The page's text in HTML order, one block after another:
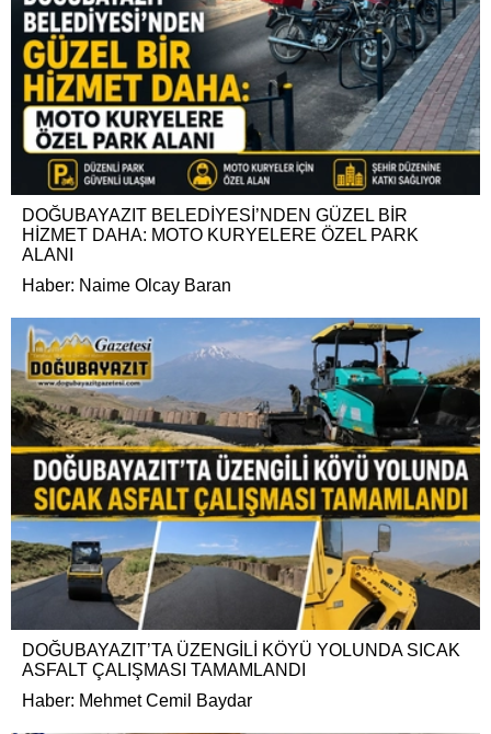
DOĞUBAYAZIT BELEDİYESİ’NDEN GÜZEL BİR
HİZMET DAHA: MOTO KURYELERE ÖZEL PARK
ALANI
Haber: Naime Olcay Baran
DOĞUBAYAZIT’TA ÜZENGİLİ KÖYÜ YOLUNDA SICAK
ASFALT ÇALIŞMASI TAMAMLANDI
Haber: Mehmet Cemil Baydar